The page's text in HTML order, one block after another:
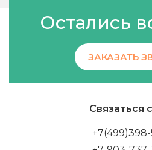
Остались
ЗАКАЗАТЬ
Связаться